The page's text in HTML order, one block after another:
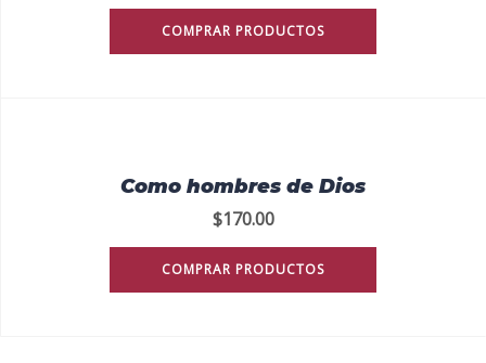
COMPRAR PRODUCTOS
Como hombres de Dios
$170.00
COMPRAR PRODUCTOS